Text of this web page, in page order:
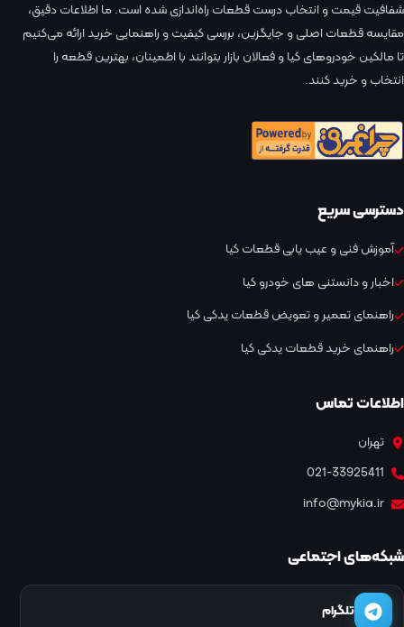
شفافیت قیمت و انتخاب درست قطعات راه‌اندازی شده است. ما اطلاعات دقیق،
مقایسه قطعات اصلی و جایگزین، بررسی کیفیت و راهنمایی خرید ارائه می‌کنیم
تا مالکین خودروهای کیا و فعالان بازار بتوانند با اطمینان، بهترین قطعه را
انتخاب و خرید کنند.
دسترسی سریع
آموزش فنی و عیب یابی قطعات کیا
اخبار و دانستنی های خودرو کیا
راهنمای تعمیر و تعویض قطعات یدکی کیا
راهنمای خرید قطعات یدکی کیا
اطلاعات تماس
تهران
021-33925411
info@mykia.ir
شبکه‌های اجتماعی
تلگرام